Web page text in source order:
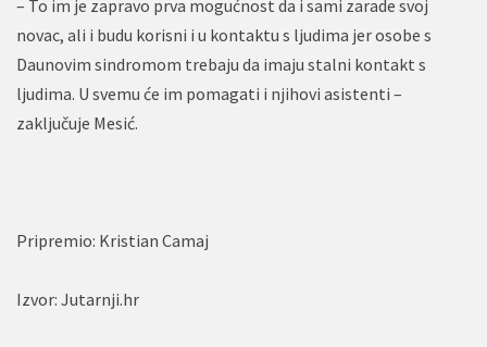
– To im je zapravo prva mogućnost da i sami zarade svoj
novac, ali i budu korisni i u kontaktu s ljudima jer osobe s
Daunovim sindromom trebaju da imaju stalni kontakt s
ljudima. U svemu će im pomagati i njihovi asistenti –
zaključuje Mesić.
Pripremio: Kristian Camaj
Izvor: Jutarnji.hr